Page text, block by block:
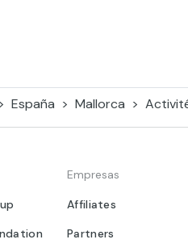
España Mallorca
Empresas
Affiliates
Partners